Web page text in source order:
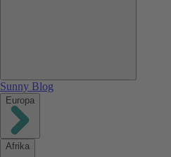
Sunny Blog
Europa
Afrika